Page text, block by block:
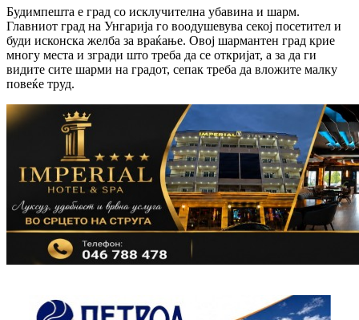
Будимпешта е град со исклучителна убавина и шарм.
Главниот град на Унгарија го воодушевува секој посетител и
буди исконска желба за враќање. Овој шармантен град крие
многу места и згради што треба да се откријат, а за да ги
видите сите шарми на градот, сепак треба да вложите малку
повеќе труд.